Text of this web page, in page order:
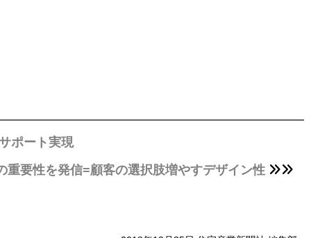
ポート実現
重要性を発信=顧客の選択肢増やすデザイン性